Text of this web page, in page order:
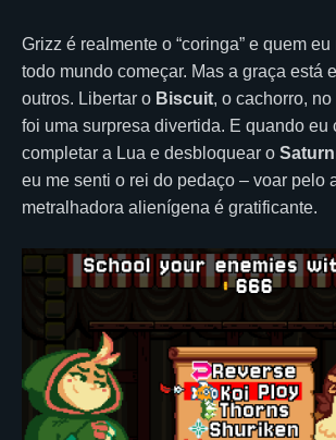
Grizz é realmente o “coringa” e quem
todo mundo começar. Mas a graça está
outros. Libertar o Biscuit, o cachorro,
foi uma surpresa divertida. E quando eu
completar a Lua e desbloquear o Saturn
eu me senti o rei do pedaço – voar pelo
metralhadora alienígena é gratificante.